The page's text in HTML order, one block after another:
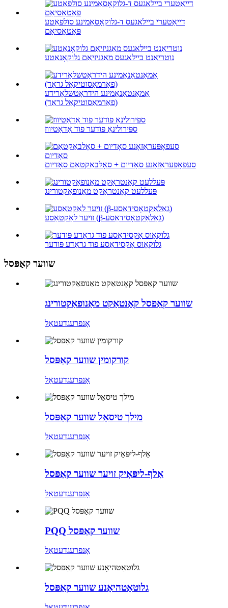
דייאַטערי ביילאגעס ד-גלוקאָסאַמינע סולפאַטע
פּאַטאַסיאַם
נוטריאַנט ביילאגעס מאַגניזיאַם גלוקאָנאַטע
אַמאַנטאַנאַמינע הידראָטשלאָרידע
(פאַרמאַסוטיקאַל גראַד)
ספּירולינאַ פּודער פוד אַדאַטיווז
סעפאָפּעראַזאָנע סאָדיום + סאָלבאַקטאַם סאָדיום
פּעללעט קאָנטראַקט מאַנופאַקטורינג
זויער לאַקטאַסע (β-גאַלאַקטאָסידאַסע)
גלוקאָוס אָקסידאַסע פוד גראַדע פּודער
שווער קאַפּסל
שווער קאַפּסל קאָנטאַקט מאַנופאַקטורינג
אָנפרעגדעטאַל
קורקומין שווער קאַפּסל
אָנפרעגדעטאַל
מילך טיסאַל שווער קאַפּסל
אָנפרעגדעטאַל
אַלף-ליפּאָיק זויער שווער קאַפּסל
אָנפרעגדעטאַל
PQQ שווער קאַפּסל
אָנפרעגדעטאַל
גלוטאַטהיאָנע שווער קאַפּסל